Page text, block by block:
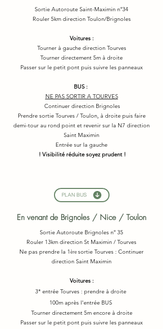
Sortie Autoroute Saint-Maximin n°34
Rouler 5km direction Toulon/Brignoles
Voitures :
Tourner à gauche direction Tourves
Tourner directement 5m à droite
Passer sur le petit pont puis suivre les panneaux
BUS :
NE PAS SORTIR A TOURVES
Continuer direction Brignoles
Prendre sortie Tourves / Toulon, à droite puis faire
demi-tour au rond point et revenir sur la N7 direction
Saint Maximin
Entrée sur la gauche
! Visibilité réduite soyez prudent !
PLAN BUS
En venant de Brignoles / Nice / Toulon
Sortie Autoroute Brignoles n° 35
Rouler 13km direction St Maximin / Tourves
Ne pas prendre la 1èresortie Tourves : Continuer
direction Saint Maximin
Voitures :
3* entrée Tourves : prendre à droite
100m après l'entrée BUS
Tourner directement 5m encore à droite
Passer sur le petit pont puis suivre les panneaux